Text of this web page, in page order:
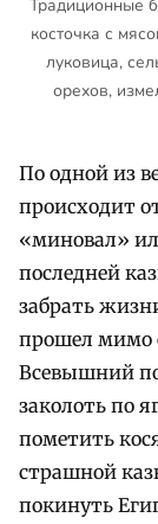
Традиционные
косточка с
луковица,
орехов,
По одной из
происходит
«миновал»
последней
забрать
прошел мимо
Всевышний
заколоть по
пометить
страшной
покинуть